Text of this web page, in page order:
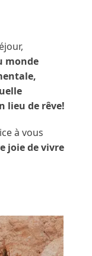
monde
lieu de rêve!
à vous
joie de vivre